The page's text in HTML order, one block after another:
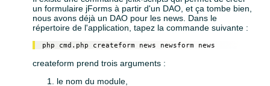
un formulaire jForms à partir d'un DAO, et ça tombe bien,
nous avons déjà un DAO pour les news. Dans le
répertoire de l'application, tapez la commande suivante :
php cmd.php createform news newsform news
createform prend trois arguments :
le nom du module,